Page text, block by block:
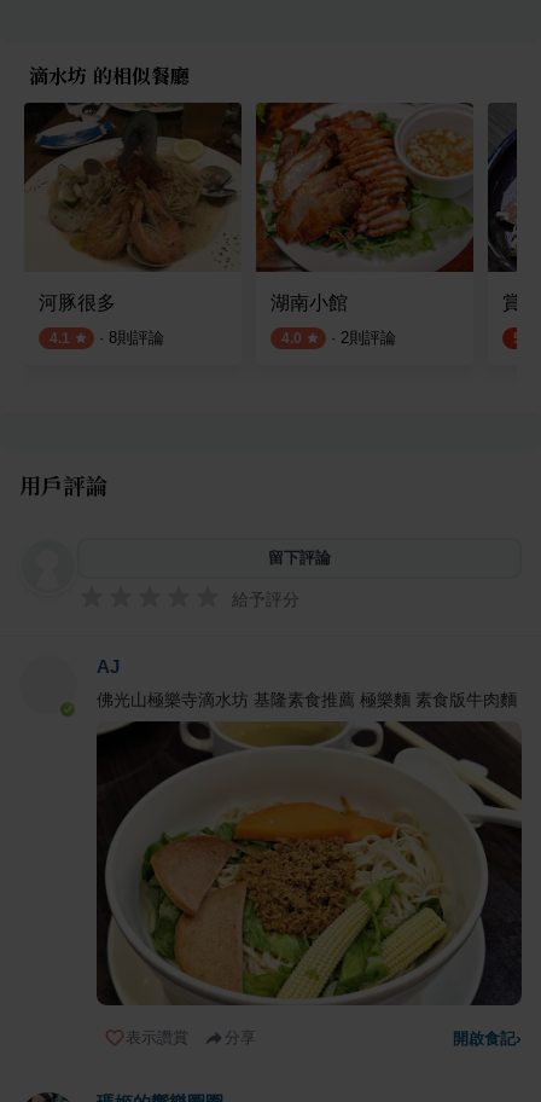
滴水坊 的相似餐廳
河豚很多
4.1 · 8則評論
湖南小館
4.0 · 2則評論
賞
5.0
用戶評論
留下評論
給予評分
AJ
佛光山極樂寺滴水坊 基隆素食推薦 極樂麵 素食版牛肉麵
表示讚賞 分享 開啟食記›